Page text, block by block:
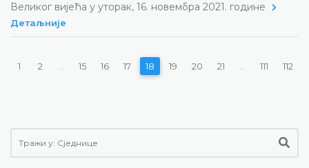
Великог вијећа у уторак, 16. новембра 2021. године
Детаљније
1 2 15 16 17 18 19 20 21 111 112